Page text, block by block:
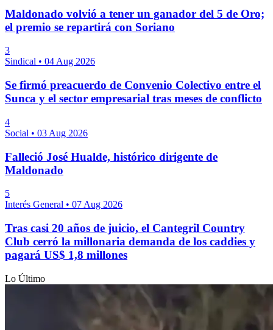
Maldonado volvió a tener un ganador del 5 de Oro;
el premio se repartirá con Soriano
3
Sindical • 04 Aug 2026
Se firmó preacuerdo de Convenio Colectivo entre el
Sunca y el sector empresarial tras meses de conflicto
4
Social • 03 Aug 2026
Falleció José Hualde, histórico dirigente de
Maldonado
5
Interés General • 07 Aug 2026
Tras casi 20 años de juicio, el Cantegril Country
Club cerró la millonaria demanda de los caddies y
pagará US$ 1,8 millones
Lo Último